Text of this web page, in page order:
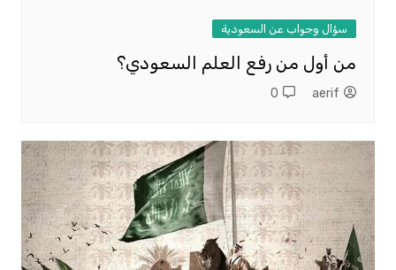
سؤال وجواب عن السعودية
من أول من رفع العلم السعودي؟
aerif
0